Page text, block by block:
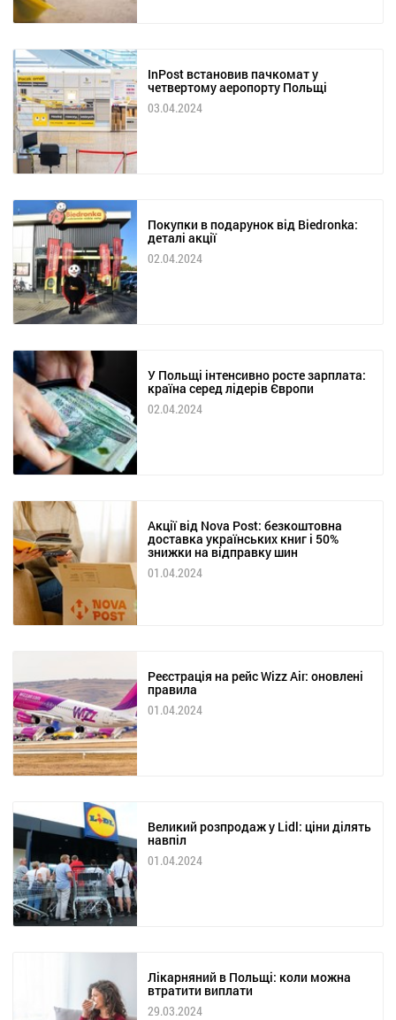
InPost встановив пачкомат у
четвертому аеропорту Польщі
03.04.2024
Покупки в подарунок від Biedronka:
деталі акції
02.04.2024
У Польщі інтенсивно росте зарплата:
країна серед лідерів Європи
02.04.2024
Акції від Nova Post: безкоштовна
доставка українських книг і 50%
знижки на відправку шин
01.04.2024
Реєстрація на рейс Wizz Air: оновлені
правила
01.04.2024
Великий розпродаж у Lidl: ціни ділять
навпіл
01.04.2024
Лікарняний в Польщі: коли можна
втратити виплати
29.03.2024